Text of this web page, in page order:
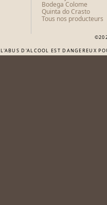
Bodega Colome
Quinta do Crasto
Tous nos producteurs
L'ABUS D'ALCOOL EST DANGEREUX